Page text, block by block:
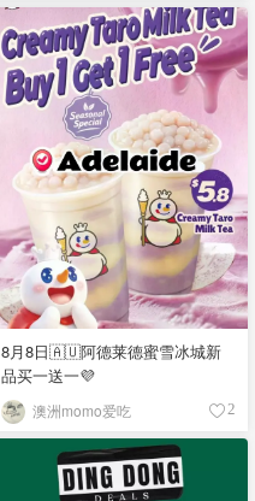
8月8日🇦🇺阿德莱德蜜雪冰城新
品买一送一💜
澳洲momo爱吃 2